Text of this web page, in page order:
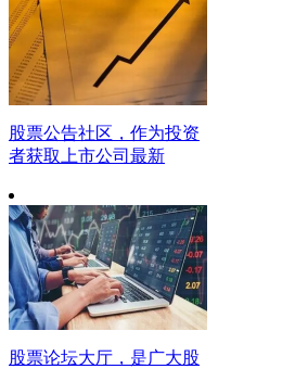
股票公告社区，作为投资
者获取上市公司最新
股票论坛大厅，是广大股